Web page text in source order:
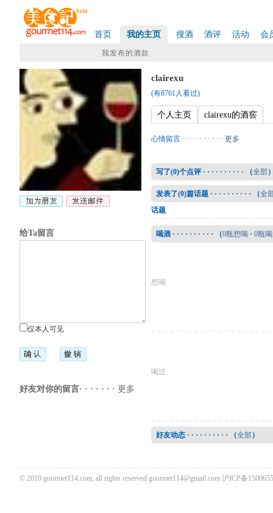
首页 我的主页 搜酒 酒评 活动 会
我发布的酒款
给Ta留言
仅本人可见
好友对你的留言· · · · · · · 更多
clairexu
(有8761人看过)
个人主页 clairexu的酒窖
心情留言 · · · · · · · · · · 更多
写了(0)个点评 · · · · · · · · · · （全部
发表了(0)篇话题 · · · · · · · · · · （全
话题
喝酒 · · · · · · · · · · （0瓶想喝 · 0瓶
想喝
喝过
好友动态 · · · · · · · · · · （全部）
© 2010 gourmet114.com, all rights reserved gourmet114@gmail.com 沪ICP备